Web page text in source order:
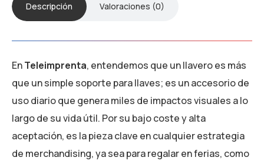
Descripción Valoraciones (0)
EnTeleimprenta, entendemos que un llavero es más
que un simple soporte para llaves; es un accesorio de
uso diario que genera miles de impactos visuales a lo
largo de su vida útil. Por su bajo coste y alta
aceptación, es la pieza clave en cualquier estrategia
de merchandising, ya sea para regalar en ferias, como